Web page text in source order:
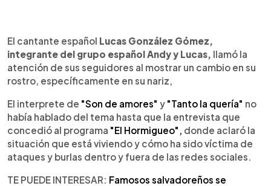
Escuchar artículo
El cantante español Lucas González Gómez,
integrante del grupo español Andy y Lucas, llamó la
atención de sus seguidores al mostrar un cambio en su
rostro, específicamente en su nariz,
El interprete de "Son de amores" y "Tanto la quería" no
había hablado del tema hasta que la entrevista que
concedió al programa "El Hormigueo", donde aclaró la
situación que está viviendo y cómo ha sido víctima de
ataques y burlas dentro y fuera de las redes sociales.
TE PUEDE INTERESAR: Famosos salvadoreños se